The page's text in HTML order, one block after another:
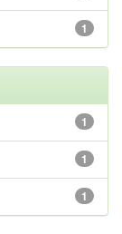
1
1
1
1